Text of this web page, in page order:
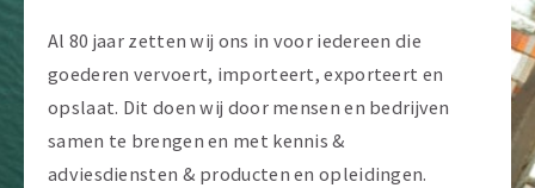
Al 80 jaar zetten wij ons in voor iedereen die
goederen vervoert, importeert, exporteert en
opslaat. Dit doen wij door mensen en bedrijven
samen te brengen en met kennis &
adviesdiensten & producten en opleidingen.